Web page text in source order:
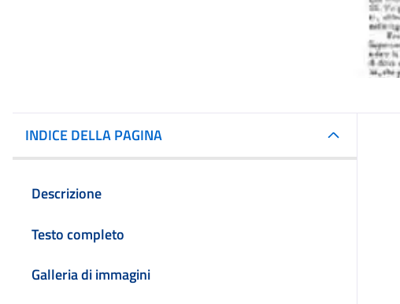
INDICE DELLA PAGINA
Descrizione
Testo completo
Galleria di immagini